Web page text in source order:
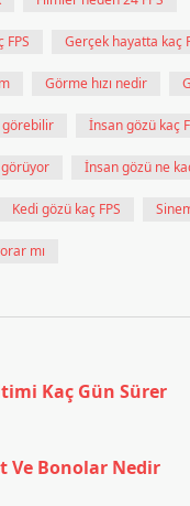
FPS Gerçek hayatta kaç
Görme hızı nedir
görebilir İnsan gözü kaç
İnsan gözü ne
Kedi gözü kaç FPS
mı
Kaç Gün Sürer
Ve Bonolar Nedir